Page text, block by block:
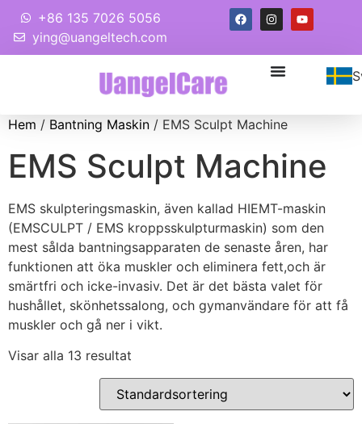
+86 135 7026 5056
ying@uangeltech.com
Hem / Bantning Maskin / EMS Sculpt Machine
EMS Sculpt Machine
EMS skulpteringsmaskin, även kallad HIEMT-maskin
(EMSCULPT / EMS kroppsskulpturmaskin) som den
mest sålda bantningsapparaten de senaste åren, har
funktionen att öka muskler och eliminera fett,och är
smärtfri och icke-invasiv. Det är det bästa valet för
hushållet, skönhetssalong, och gymanvändare för att få
muskler och gå ner i vikt.
Visar alla 13 resultat